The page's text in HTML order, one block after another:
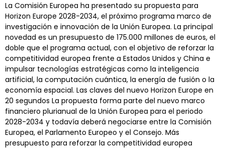
La Comisión Europea ha presentado su propuesta para
Horizon Europe 2028-2034, el próximo programa marco de
investigación e innovación de la Unión Europea. La principal
novedad es un presupuesto de 175.000 millones de euros, el
doble que el programa actual, con el objetivo de reforzar la
competitividad europea frente a Estados Unidos y China e
impulsar tecnologías estratégicas como la inteligencia
artificial, la computación cuántica, la energía de fusión o la
economía espacial. Las claves del nuevo Horizon Europe en
20 segundos La propuesta forma parte del nuevo marco
financiero plurianual de la Unión Europea para el periodo
2028-2034 y todavía deberá negociarse entre la Comisión
Europea, el Parlamento Europeo y el Consejo. Más
presupuesto para reforzar la competitividad europea